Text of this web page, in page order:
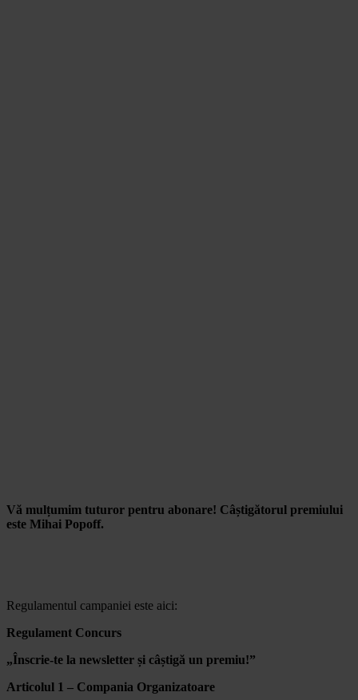
Vă mulțumim tuturor pentru abonare! Câștigătorul premiului
este Mihai Popoff.
Regulamentul campaniei este aici:
Regulament Concurs
„Înscrie-te la newsletter și câștigă un premiu!”
Articolul 1 – Compania Organizatoare